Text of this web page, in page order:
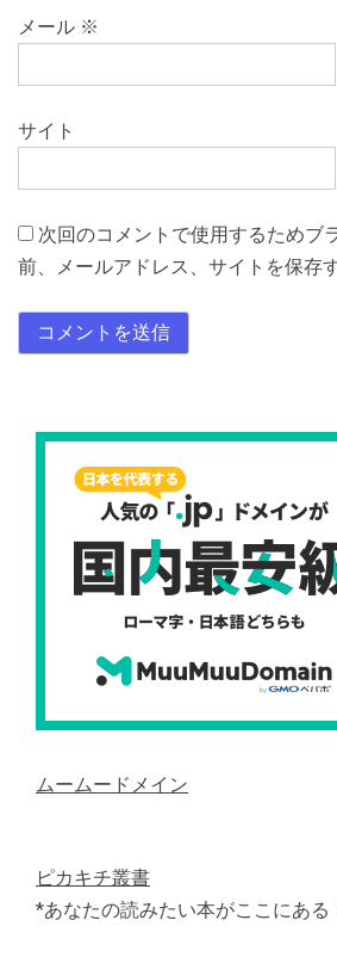
メール ※
サイト
次回のコメントで使用するためブ
前、メールアドレス、サイトを保存す
ムームードメイン
ピカキチ叢書
*あなたの読みたい本がここにある